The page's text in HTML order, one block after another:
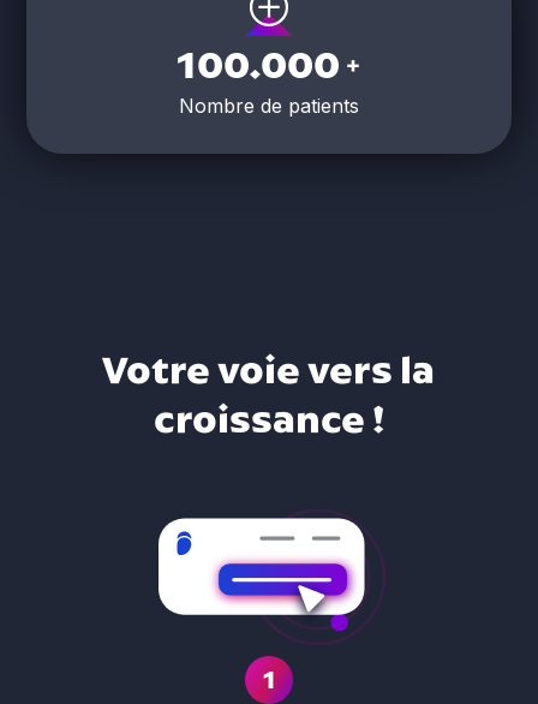
100.000 +
Nombre de patients
Votre voie vers la
croissance !
1